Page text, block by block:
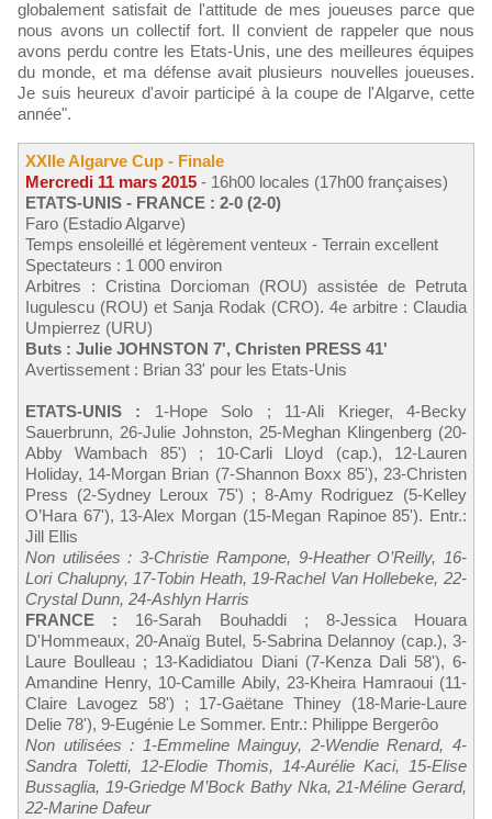
globalement satisfait de l'attitude de mes joueuses parce que
nous avons un collectif fort. Il convient de rappeler que nous
avons perdu contre les Etats-Unis, une des meilleures équipes
du monde, et ma défense avait plusieurs nouvelles joueuses.
Je suis heureux d'avoir participé à la coupe de l'Algarve, cette
année".
XXIIe Algarve Cup - Finale
Mercredi 11 mars 2015 - 16h00 locales (17h00 françaises)
ETATS-UNIS - FRANCE : 2-0 (2-0)
Faro (Estadio Algarve)
Temps ensoleillé et légèrement venteux - Terrain excellent
Spectateurs : 1 000 environ
Arbitres : Cristina Dorcioman (ROU) assistée de Petruta
Iugulescu (ROU) et Sanja Rodak (CRO). 4e arbitre : Claudia
Umpierrez (URU)
Buts : Julie JOHNSTON 7', Christen PRESS 41'
Avertissement : Brian 33' pour les Etats-Unis
ETATS-UNIS : 1-Hope Solo ; 11-Ali Krieger, 4-Becky
Sauerbrunn, 26-Julie Johnston, 25-Meghan Klingenberg (20-
Abby Wambach 85') ; 10-Carli Lloyd (cap.), 12-Lauren
Holiday, 14-Morgan Brian (7-Shannon Boxx 85'), 23-Christen
Press (2-Sydney Leroux 75') ; 8-Amy Rodriguez (5-Kelley
O’Hara 67'), 13-Alex Morgan (15-Megan Rapinoe 85'). Entr.:
Jill Ellis
Non utilisées : 3-Christie Rampone, 9-Heather O’Reilly, 16-
Lori Chalupny, 17-Tobin Heath, 19-Rachel Van Hollebeke, 22-
Crystal Dunn, 24-Ashlyn Harris
FRANCE : 16-Sarah Bouhaddi ; 8-Jessica Houara
D'Hommeaux, 20-Anaïg Butel, 5-Sabrina Delannoy (cap.), 3-
Laure Boulleau ; 13-Kadidiatou Diani (7-Kenza Dali 58'), 6-
Amandine Henry, 10-Camille Abily, 23-Kheira Hamraoui (11-
Claire Lavogez 58') ; 17-Gaëtane Thiney (18-Marie-Laure
Delie 78'), 9-Eugénie Le Sommer. Entr.: Philippe Bergerôo
Non utilisées : 1-Emmeline Mainguy, 2-Wendie Renard, 4-
Sandra Toletti, 12-Elodie Thomis, 14-Aurélie Kaci, 15-Elise
Bussaglia, 19-Griedge M’Bock Bathy Nka, 21-Méline Gerard,
22-Marine Dafeur